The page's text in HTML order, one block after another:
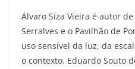
Álvaro Siza Vieira é autor
Serralves e o Pavilhão de
uso sensível da luz, da
o contexto. Eduardo Souto